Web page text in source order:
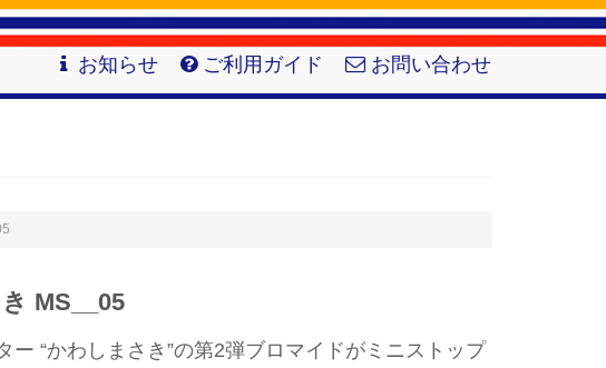
お知らせ ご利用ガイド お問い合わせ
MS__05
ー “かわしまさき”の第2弾ブロマイドがミニストップ